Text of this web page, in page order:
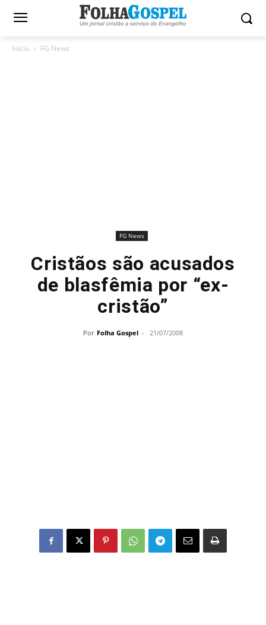
Início FG News
FG News
Cristãos são acusados
de blasfêmia por “ex-
cristão”
Por Folha Gospel - 21/07/2008